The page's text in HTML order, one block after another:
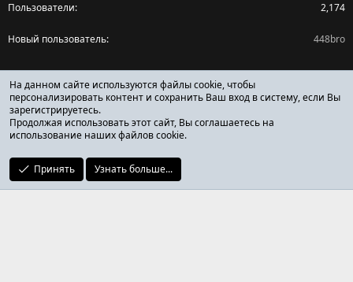
Пользователи 2,174
Новый пользователь 448bro
Поделиться страницей
Facebook
X (Twitter)
Reddit
ОТЗЫВЫ ОНЛАЙН ФОРУМ
На данном сайте используются файлы cookie, чтобы
персонализировать контент и сохранить Ваш вход в систему, если Вы
зарегистрируетесь.
Продолжая использовать этот сайт, Вы соглашаетесь на
использование наших файлов cookie.
Принять Узнать больше...